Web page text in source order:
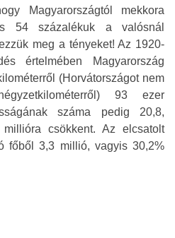
Magyarországtól mekkora
54 százalékuk a valósnál
meg a tényeket! Az 1920-
értelmében Magyarország
(Horvátországot nem
93 ezer
száma pedig 20,8,
csökkent. Az elcsatolt
főből 3,3 millió, vagyis 30,2%